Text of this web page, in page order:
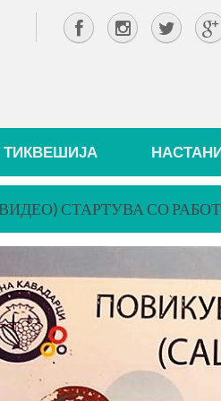
ТИКВЕШИЈА
СТАРТУВА СО